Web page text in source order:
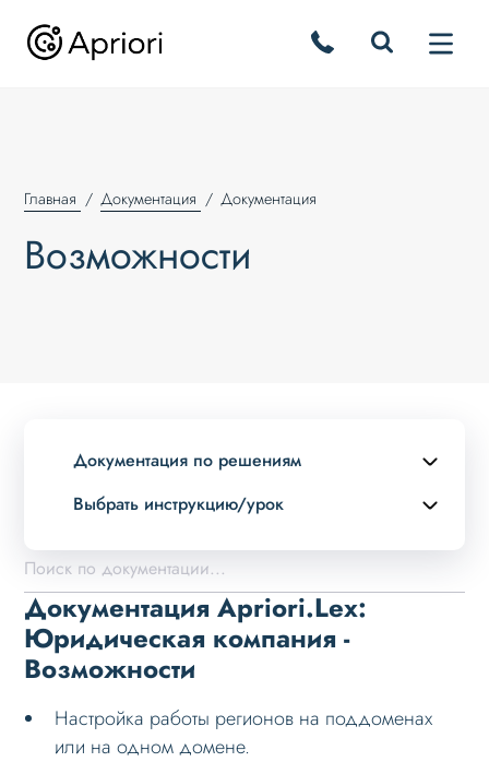
Главная Документация Документация
Возможности
Документация по решениям
Выбрать инструкцию/урок
Описание курса
Возможности
Примеры страниц
Установка и обновление
Дизайн
Документация Apriori.Lex:
Юридическая компания -
Возможности
Настройка работы регионов на поддоменах
или на одном домене.